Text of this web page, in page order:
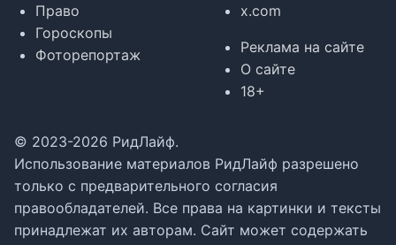
Право
Гороскопы
Фоторепортаж
x.com
Реклама на сайте
О сайте
18+
© 2023-2026 РидЛайф.
Использование материалов РидЛайф разрешено
только с предварительного согласия
правообладателей. Все права на картинки и тексты
принадлежат их авторам. Сайт может содержать